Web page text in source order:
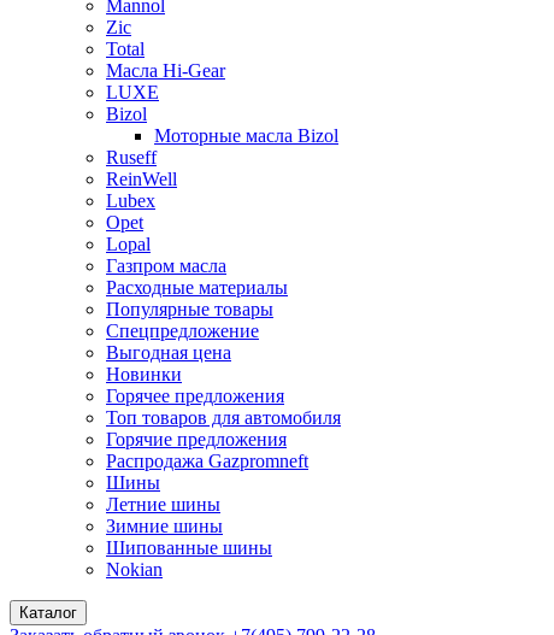
Mannol
Zic
Total
Масла Hi-Gear
LUXE
Bizol
Моторные масла Bizol
Ruseff
ReinWell
Lubex
Opet
Lopal
Газпром масла
Расходные материалы
Популярные товары
Спецпредложение
Выгодная цена
Новинки
Горячее предложения
Топ товаров для автомобиля
Горячие предложения
Распродажа Gazpromneft
Шины
Летние шины
Зимние шины
Шипованные шины
Nokian
Каталог